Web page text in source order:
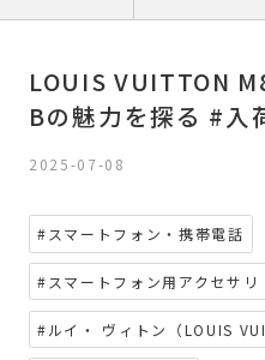
LOUIS VUITTON
Bの魅力を探る #入
2025-07-08
#スマートフォン・携帯電話
#スマートフォン用アクセサリ
#ルイ・ ヴィトン（LOUIS